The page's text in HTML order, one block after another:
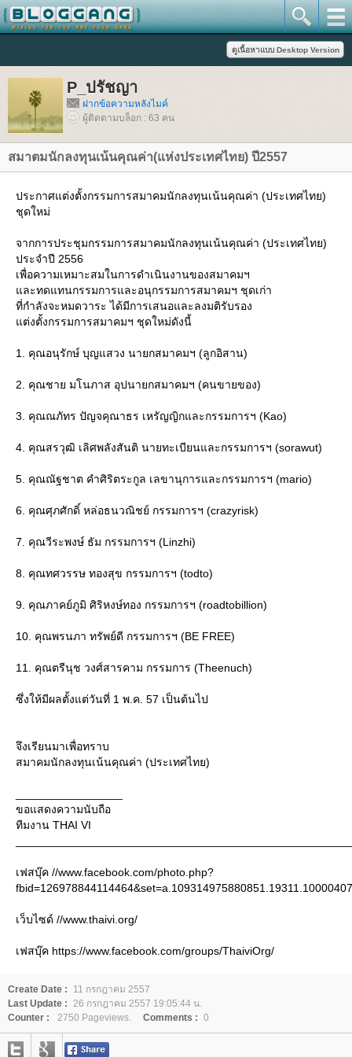
P_ปรัชญา
ฝากข้อความหลังไมค์
ผู้ติดตามบล็อก : 63 คน
สมาตมนักลงทุนเน้นคุณค่า(แห่งประเทศไทย) ปี2557
ประกาศแต่งตั้งกรรมการสมาคมนักลงทุนเน้นคุณค่า (ประเทศไทย)
ชุดใหม่
จากการประชุมกรรมการสมาคมนักลงทุนเน้นคุณค่า (ประเทศไทย)
ประจำปี 2556
เพื่อความเหมาะสมในการดำเนินงานของสมาคมฯ
ละทดแทนกรรมการและอนุกรรมการสมาคมฯ ชุดเก่า
ที่กำลังจะหมดวาระ ได้มีการเสนอและลงมติรับรอง
ต่งตั้งกรรมการสมาคมฯ ชุดใหม่ดังนี้
1. คุณอนุรักษ์ บุญแสวง นายกสมาคมฯ (ลูกอิสาน)
2. คุณชาย มโนภาส อุปนายกสมาคมฯ (คนขายของ)
3. คุณณภัทร ปัญจคุณาธร เหรัญญิกและกรรมการฯ (Kao)
4. คุณสรวุฒิ เลิศพลังสันติ นายทะเบียนและกรรมการฯ (sorawut)
5. คุณณัฐชาต คำศิริตระกูล เลขานุการและกรรมการฯ (mario)
6. คุณศุภศักดิ์ หล่อธนวณิชย์ กรรมการฯ (crazyrisk)
7. คุณวีระพงษ์ ธัม กรรมการฯ (Linzhi)
8. คุณทศวรรษ ทองสุข กรรมการฯ (todto)
9. คุณภาคย์ภูมิ ศิริหงษ์ทอง กรรมการฯ (roadtobillion)
10. คุณพรนภา ทรัพย์ดี กรรมการฯ (BE FREE)
11. คุณตรีนุช วงศ์สารคาม กรรมการ (Theenuch)
ซึ่งให้มีผลตั้งแต่วันที่ 1 พ.ค. 57 เป็นต้นไป
จึงเรียนมาเพื่อทราบ
สมาคมนักลงทุนเน้นคุณค่า (ประเทศไทย)
ขอแสดงความนับถือ
ทีมงาน THAI VI
เฟสบุ๊ค //www.facebook.com/photo.php?
เว็บไซด์ //www.thaivi.org/
เฟสบุ๊ค https://www.facebook.com/groups/ThaiviOrg/
Create Date :
11 กรกฎาคม 2557
Last Update : 26 กรกฎาคม 2557 19:05:44 น.
Counter :
2750 Pageviews. Comments : 0